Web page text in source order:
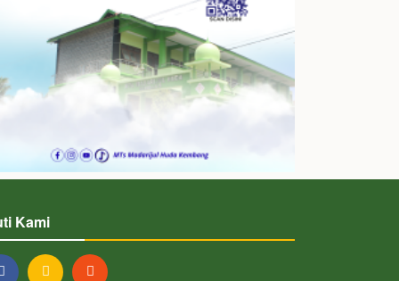
Kami